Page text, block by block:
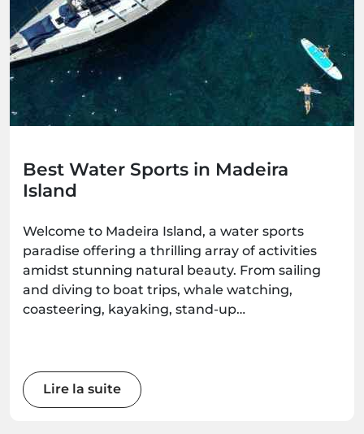
Best Water Sports in Madeira
Island
Welcome to Madeira Island, a water sports
paradise offering a thrilling array of activities
amidst stunning natural beauty. From sailing
and diving to boat trips, whale watching,
coasteering, kayaking, stand-up
of this Atlantic gem as we explore the best
water sports the island has to offer.
Lire la suite